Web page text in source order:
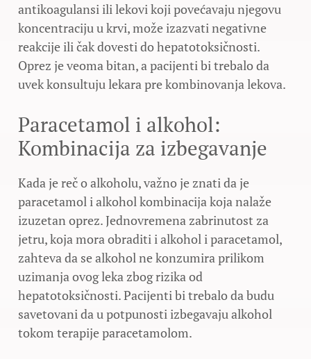
antikoagulansi ili lekovi koji povećavaju njegovu
koncentraciju u krvi, može izazvati negativne
reakcije ili čak dovesti do hepatotoksičnosti.
Oprez je veoma bitan, a pacijenti bi trebalo da
uvek konsultuju lekara pre kombinovanja lekova.
Paracetamol i alkohol:
Kombinacija za izbegavanje
Kada je reč o alkoholu, važno je znati da je
paracetamol i alkohol kombinacija koja nalaže
izuzetan oprez. Jednovremena zabrinutost za
jetru, koja mora obraditi i alkohol i paracetamol,
zahteva da se alkohol ne konzumira prilikom
uzimanja ovog leka zbog rizika od
hepatotoksičnosti. Pacijenti bi trebalo da budu
savetovani da u potpunosti izbegavaju alkohol
tokom terapije paracetamolom.